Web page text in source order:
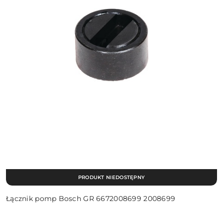
Łącznik pomp Bosch GR 6672008699 2008699
PRODUKT NIEDOSTĘPNY